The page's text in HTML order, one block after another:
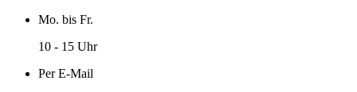
Mo. bis Fr.
10 - 15 Uhr
Per E-Mail